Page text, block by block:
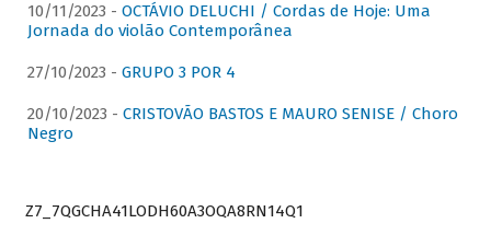
10/11/2023 - OCTÁVIO DELUCHI / Cordas de Hoje: Uma
Jornada do violão Contemporânea
27/10/2023 - GRUPO 3 POR 4
20/10/2023 - CRISTOVÃO BASTOS E MAURO SENISE / Choro
Negro
Z7_7QGCHA41LODH60A3OQA8RN14Q1